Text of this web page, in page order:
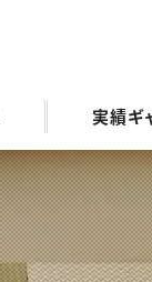
実績ギ